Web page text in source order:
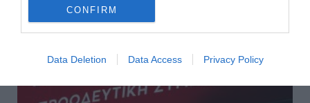
CONFIRM
Data Deletion Data Access Privacy Policy